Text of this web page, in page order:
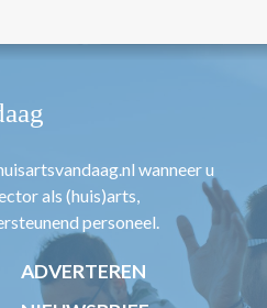
wanneer u
als (huis)arts,
personeel.
ADVERTEREN